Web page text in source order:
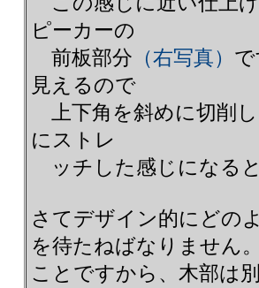
ピーカーの
前板部分 （右写真）
見えるので
上下角を斜めに切削
にストレ
ッチした感じにな
さてデザイン的にどの
を待たねばなりません
ことですから、木部は